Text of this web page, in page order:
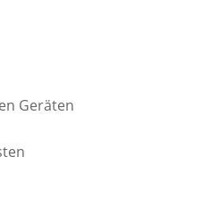
Geräten